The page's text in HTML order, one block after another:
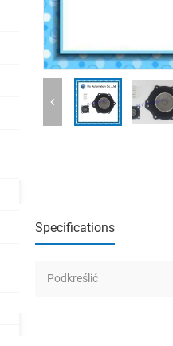
Specifications
Podkreślić